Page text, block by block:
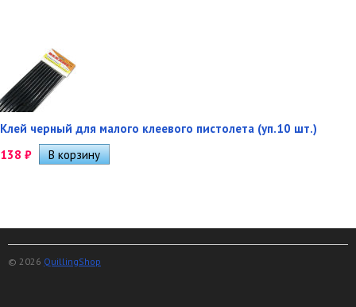
Клей черный для малого клеевого пистолета (уп.10 шт.)
138 ₽
© 2026 QuillingShop